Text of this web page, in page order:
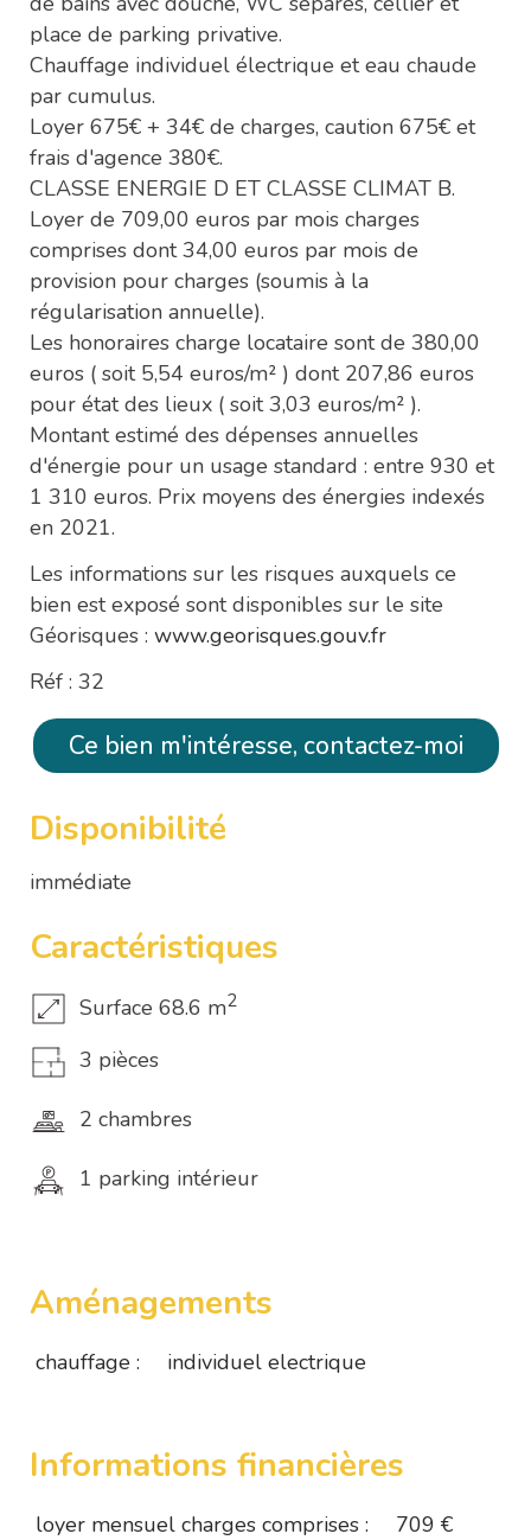
place de parking privative.
Chauffage individuel électrique et eau chaude
par cumulus.
Loyer 675€ + 34€ de charges, caution 675€ et
frais d'agence 380€.
CLASSE ENERGIE D ET CLASSE CLIMAT B.
Loyer de 709,00 euros par mois charges
comprises dont 34,00 euros par mois de
provision pour charges (soumis à la
régularisation annuelle).
Les honoraires charge locataire sont de 380,00
euros ( soit 5,54 euros/m² ) dont 207,86 euros
pour état des lieux ( soit 3,03 euros/m² ).
Montant estimé des dépenses annuelles
d'énergie pour un usage standard : entre 930 et
1 310 euros. Prix moyens des énergies indexés
en 2021.
Les informations sur les risques auxquels ce
bien est exposé sont disponibles sur le site
Géorisques : www.georisques.gouv.fr
Réf : 32
Ce bien m'intéresse, contactez-moi
Disponibilité
immédiate
Caractéristiques
Surface 68.6 m2
3 pièces
2 chambres
1 parking intérieur
Aménagements
chauffage : individuel electrique
Informations financières
loyer mensuel charges comprises : 709 €